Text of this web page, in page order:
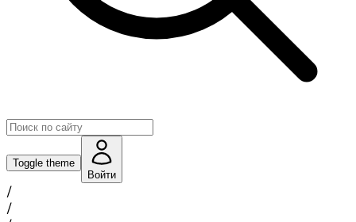
Toggle theme
Войти
/
/